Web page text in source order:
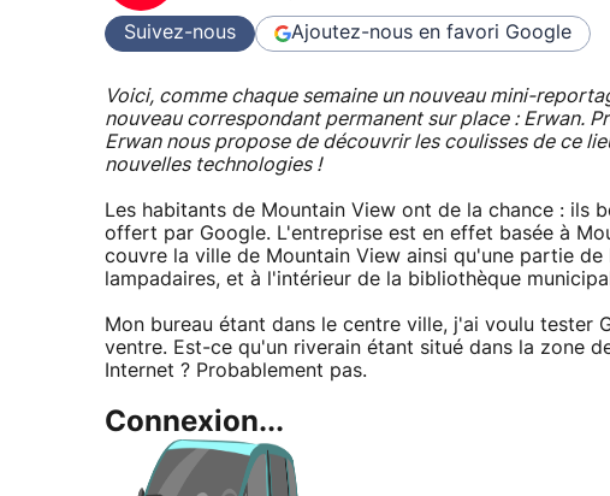
Suivez-nous Ajoutez-nous en favori Google
Voici, comme chaque semaine un nouveau mini-
nouveau correspondant permanent sur place : Erwan.
Erwan nous propose de découvrir les coulisses de ce
nouvelles technologies !
Les habitants de Mountain View ont de la chance : ils
offert par Google. L'entreprise est en effet basée à
couvre la ville de Mountain View ainsi qu'une partie
lampadaires, et à l'intérieur de la bibliothèque
Mon bureau étant dans le centre ville, j'ai voulu tester
ventre. Est-ce qu'un riverain étant situé dans la zone
Internet ? Probablement pas.
Connexion...